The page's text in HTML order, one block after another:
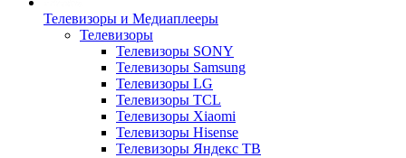
Телевизоры и Медиаплееры
Телевизоры
Телевизоры SONY
Телевизоры Samsung
Телевизоры LG
Телевизоры TCL
Телевизоры Xiaomi
Телевизоры Hisense
Телевизоры Яндекс ТВ